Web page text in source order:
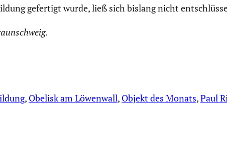
gefertigt wurde, ließ sich bislang nicht
, Obelisk am Löwenwall, Objekt des Monats, Paul